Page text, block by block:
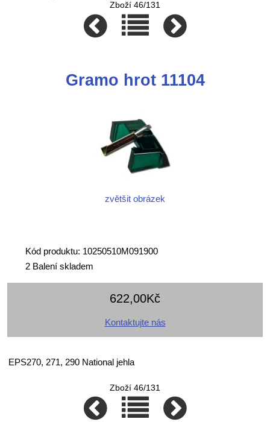
Zboží 46/131
Gramo hrot 11104
zvětšit obrázek
Kód produktu: 10250510M091900
2 Balení skladem
622,00Kč
Kontaktujte nás
EPS270, 271, 290 National jehla
Zboží 46/131